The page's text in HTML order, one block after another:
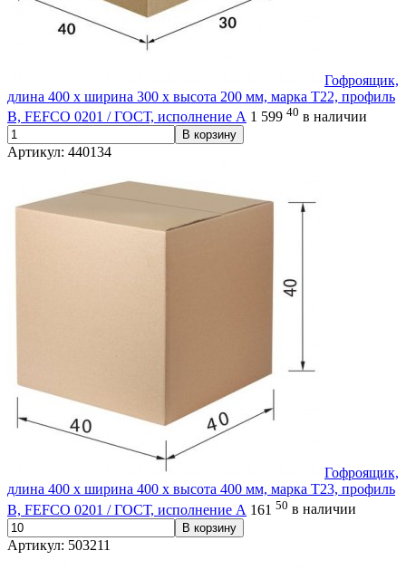
Гофроящик,
длина 400 х ширина 300 х высота 200 мм, марка Т22, профиль
В, FEFCO 0201 / ГОСТ, исполнение А 1 599 40 в наличии
В корзину
Артикул: 440134
Гофроящик,
длина 400 х ширина 400 х высота 400 мм, марка Т23, профиль
В, FEFCO 0201 / ГОСТ, исполнение А 161 50 в наличии
В корзину
Артикул: 503211